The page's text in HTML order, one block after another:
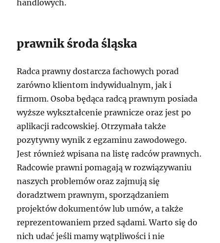
handlowych.
prawnik środa śląska
Radca prawny dostarcza fachowych porad
zarówno klientom indywidualnym, jak i
firmom. Osoba będąca radcą prawnym posiada
wyższe wykształcenie prawnicze oraz jest po
aplikacji radcowskiej. Otrzymała także
pozytywny wynik z egzaminu zawodowego.
Jest również wpisana na listę radców prawnych.
Radcowie prawni pomagają w rozwiązywaniu
naszych problemów oraz zajmują się
doradztwem prawnym, sporządzaniem
projektów dokumentów lub umów, a także
reprezentowaniem przed sądami. Warto się do
nich udać jeśli mamy wątpliwości i nie